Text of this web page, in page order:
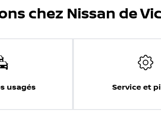
chez Nissan de
usagés Service et